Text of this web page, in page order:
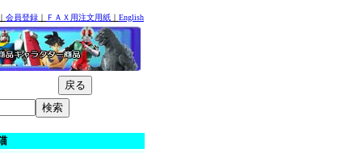
会員登録 ｜ ＦＡＸ用注文用紙 ｜ English